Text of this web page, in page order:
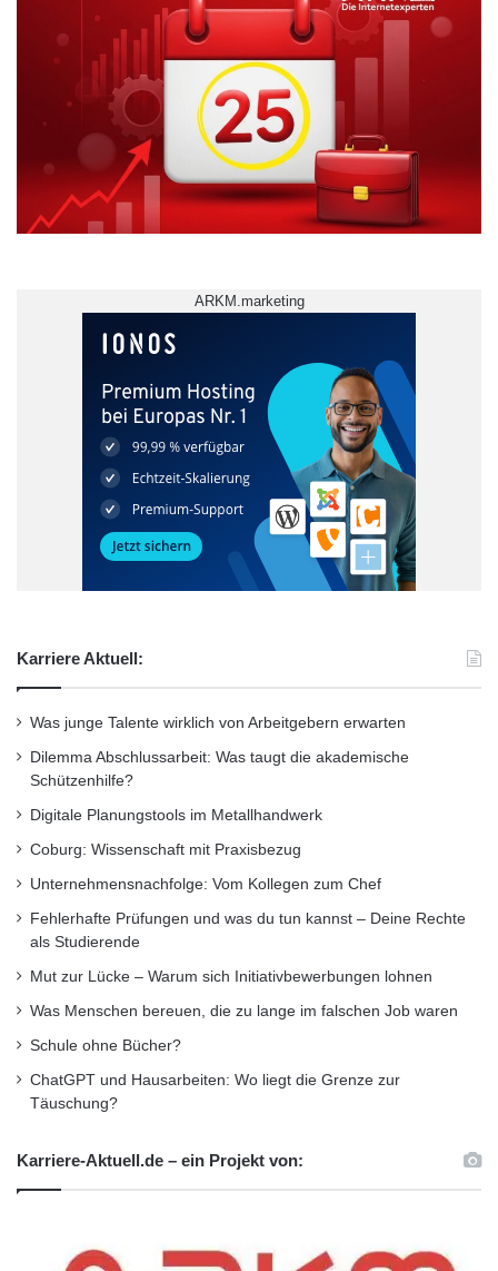
ARKM.marketing
Karriere Aktuell:
Was junge Talente wirklich von Arbeitgebern erwarten
Dilemma Abschlussarbeit: Was taugt die akademische
Schützenhilfe?
Digitale Planungstools im Metallhandwerk
Coburg: Wissenschaft mit Praxisbezug
Unternehmensnachfolge: Vom Kollegen zum Chef
Fehlerhafte Prüfungen und was du tun kannst – Deine Rechte
als Studierende
Mut zur Lücke – Warum sich Initiativbewerbungen lohnen
Was Menschen bereuen, die zu lange im falschen Job waren
Schule ohne Bücher?
ChatGPT und Hausarbeiten: Wo liegt die Grenze zur
Täuschung?
Karriere-Aktuell.de – ein Projekt von: